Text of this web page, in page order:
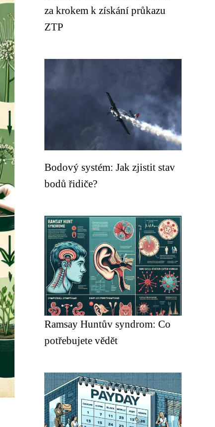
za krokem k získání průkazu
ZTP
Bodový systém: Jak zjistit stav
bodů řidiče?
Ramsay Huntův syndrom: Co
potřebujete vědět